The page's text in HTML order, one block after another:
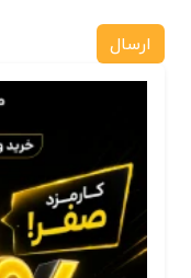
ارسال